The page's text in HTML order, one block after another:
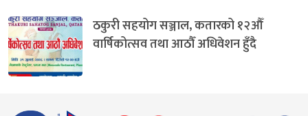
ठकुरी सहयोग सञ्जाल, कतारको १२औँ
वार्षिकोत्सव तथा आठौँ अधिवेशन हुँदै